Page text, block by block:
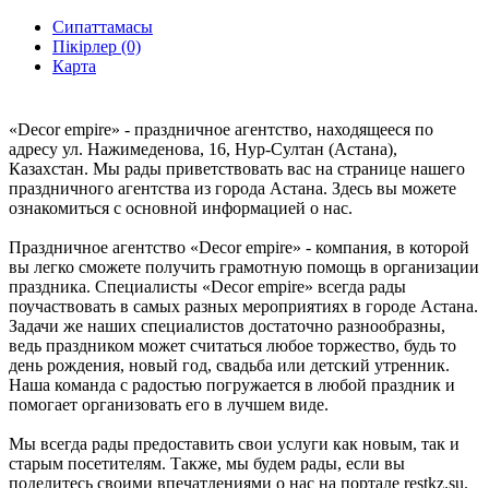
Сипаттамасы
Пікірлер (0)
Карта
«Decor empire» - праздничное агентство, находящееся по
адресу ул. Нажимеденова, 16, Нур-Султан (Астана),
Казахстан. Мы рады приветствовать вас на странице нашего
праздничного агентства из города Астана. Здесь вы можете
ознакомиться с основной информацией о нас.
Праздничное агентство «Decor empire» - компания, в которой
вы легко сможете получить грамотную помощь в организации
праздника. Специалисты «Decor empire» всегда рады
поучаствовать в самых разных мероприятиях в городе Астана.
Задачи же наших специалистов достаточно разнообразны,
ведь праздником может считаться любое торжество, будь то
день рождения, новый год, свадьба или детский утренник.
Наша команда с радостью погружается в любой праздник и
помогает организовать его в лучшем виде.
Мы всегда рады предоставить свои услуги как новым, так и
старым посетителям. Также, мы будем рады, если вы
поделитесь своими впечатлениями о нас на портале restkz.su.